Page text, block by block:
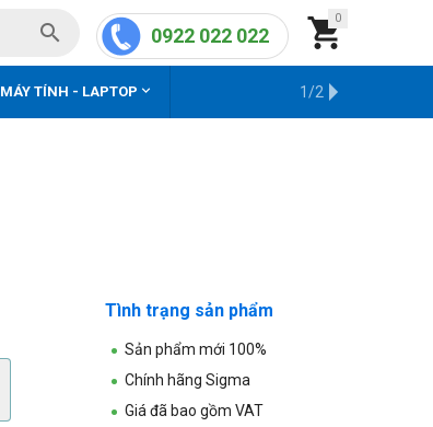
0

0922 022 022

MÁY TÍNH - LAPTOP  KHO HÀNG CŨ
1/2
Tình trạng sản phẩm
Sản phẩm mới 100%
Chính hãng Sigma
Giá đã bao gồm VAT